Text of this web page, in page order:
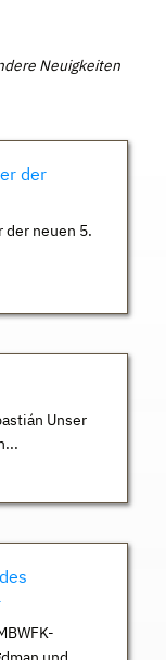
Neuigkeiten
der
neuen 5.
Unser